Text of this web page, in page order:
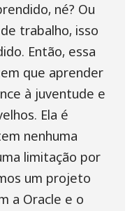
né? Ou
trabalho, isso
Então, essa
que aprender
à juventude e
Ela é
nenhuma
limitação por
um projeto
a Oracle e o